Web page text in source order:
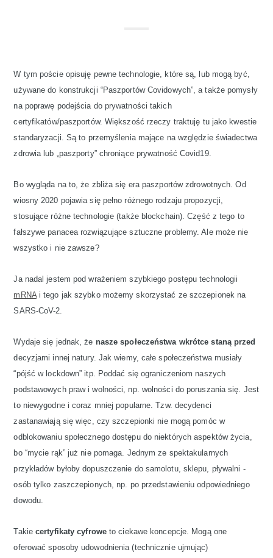
W tym poście opisuję pewne technologie, które są, lub mogą być,
używane do konstrukcji “Paszportów Covidowych”, a także pomysły
na poprawę podejścia do prywatności takich
certyfikatów/paszportów. Większość rzeczy traktuję tu jako kwestie
standaryzacji. Są to przemyślenia mające na względzie świadectwa
zdrowia lub „paszporty” chroniące prywatność Covid19.
Bo wygląda na to, że zbliża się era paszportów zdrowotnych. Od
wiosny 2020 pojawia się pełno różnego rodzaju propozycji,
stosujące różne technologie (także blockchain). Część z tego to
fałszywe panacea rozwiązujące sztuczne problemy. Ale może nie
wszystko i nie zawsze?
Ja nadal jestem pod wrażeniem szybkiego postępu technologii
mRNAi tego jak szybko możemy skorzystać ze szczepionek na
SARS-CoV-2.
Wydaje się jednak, że nasze społeczeństwa wkrótce staną przed
decyzjami innej natury. Jak wiemy, całe społeczeństwa musiały
“pójść w lockdown” itp. Poddać się ograniczeniom naszych
podstawowych praw i wolności, np. wolności do poruszania się. Jest
to niewygodne i coraz mniej popularne. Tzw. decydenci
zastanawiają się więc, czy szczepionki nie mogą pomóc w
odblokowaniu społecznego dostępu do niektórych aspektów życia,
bo “mycie rąk” już nie pomaga. Jednym ze spektakularnych
przykładów byłoby dopuszczenie do samolotu, sklepu, pływalni -
osób tylko zaszczepionych, np. po przedstawieniu odpowiedniego
dowodu.
Takiecertyfikaty cyfroweto ciekawe koncepcje. Mogą one
oferować sposoby udowodnienia (technicznie ujmując)